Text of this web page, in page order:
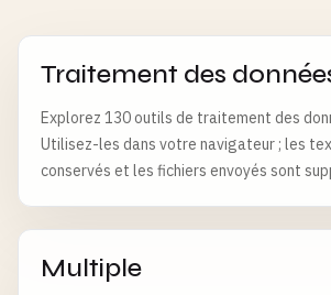
Traitement des
Explorez 130 outils de traitement des
Utilisez-les dans votre navigateur ; les
conservés et les fichiers envoyés sont
Multiple